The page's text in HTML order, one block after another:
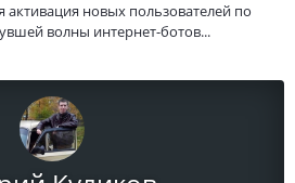
активация новых пользователей по
волны интернет-ботов...